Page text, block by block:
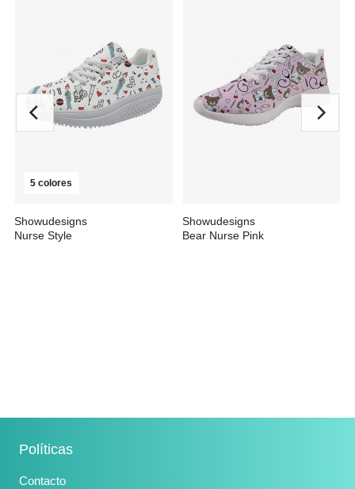
5 colores
Showudesigns
Nurse Style
Showudesigns
Bear Nurse Pink
Políticas
Contacto